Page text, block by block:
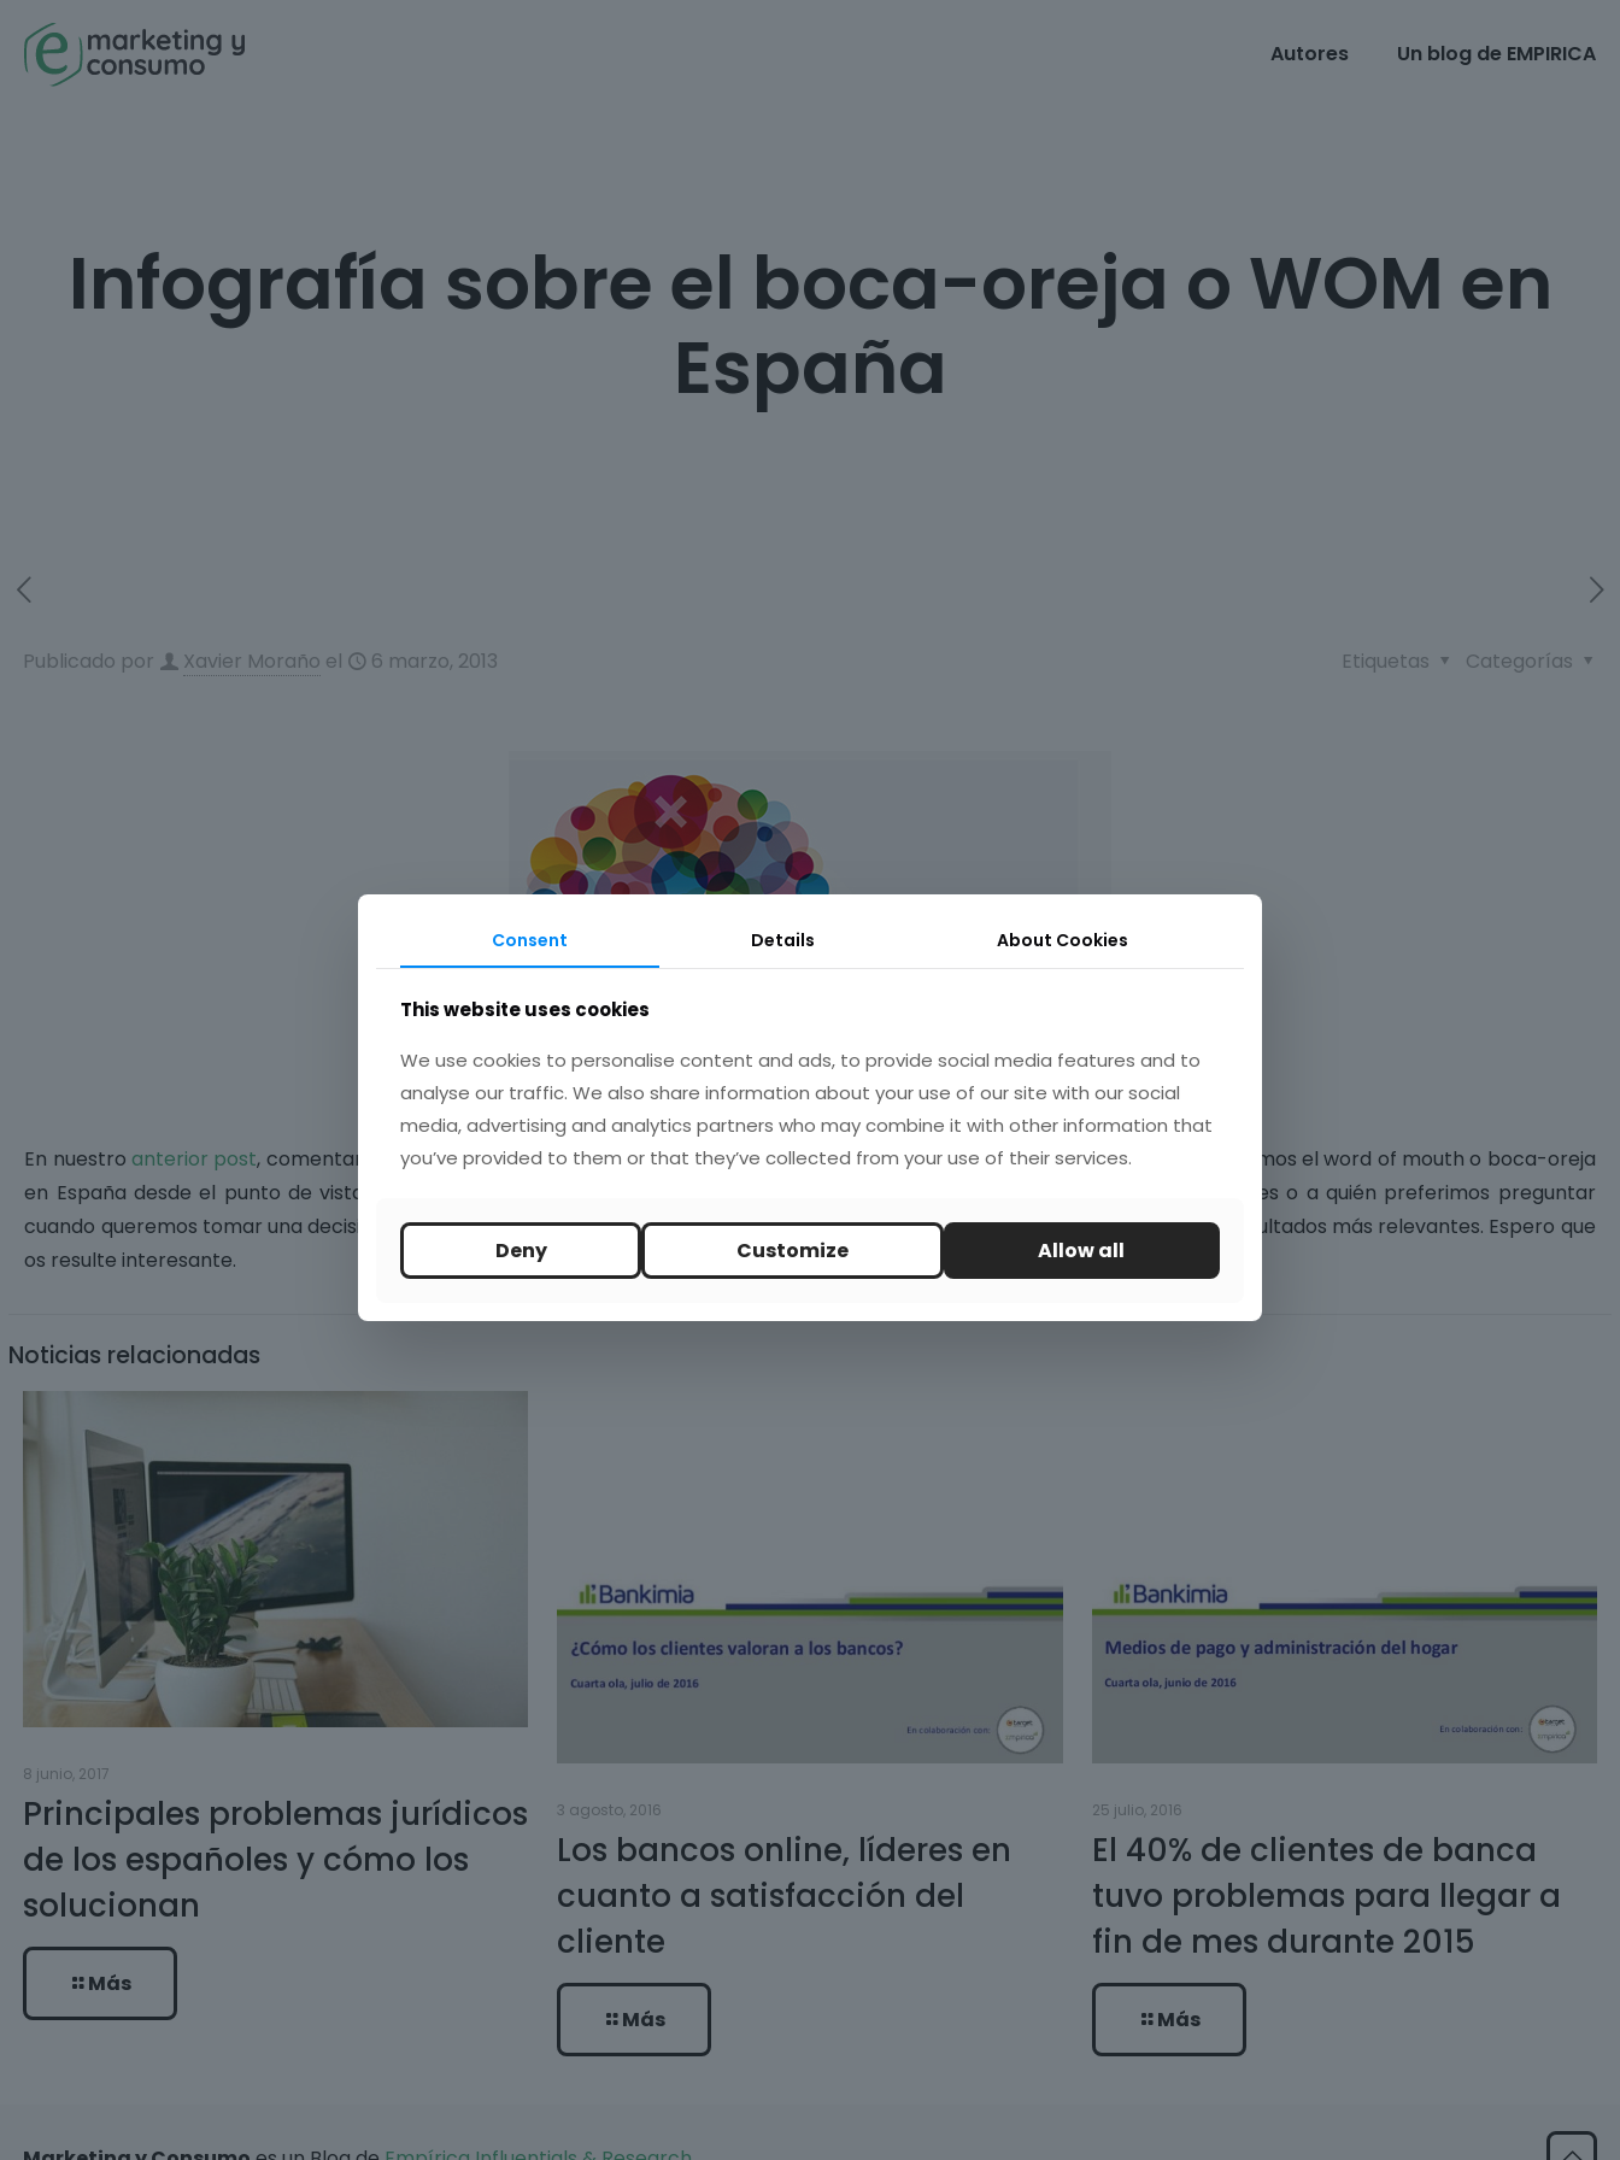
Autores Un blog de EMPIRICA
Infografía sobre el boca-oreja o WOM en
España
Publicado por Xavier Moraño el 6 marzo, 2013 Categorías
Etiquetas
En nuestro anterior post, comentamos el origen de nuestro último estudio “State of the Art del Wom en España” en el que analizamos el word of mouth o boca-oreja
en España desde el punto de vista online y offline, entre otros aspectos hemos analizado cómo se inician las recomendaciones o a quién preferimos preguntar
cuando queremos tomar una decisión de compra. A continuación os dejo la infografía que hemos realizado con algunos de los resultados más relevantes. Espero que
os resulte interesante.
Noticias relacionadas
8 junio, 2017
Principales problemas jurídicos
de los españoles y cómo los
solucionan
Más
3 agosto, 2016
Los bancos online, líderes en
cuanto a satisfacción del
cliente
Más
25 julio, 2016
El 40% de clientes de banca
tuvo problemas para llegar a
fin de mes durante 2015
Más
Consent Details About Cookies
This website uses cookies
We use cookies to personalise content and ads, to provide social media features and to
analyse our traffic. We also share information about your use of our site with our social
media, advertising and analytics partners who may combine it with other information that
you’ve provided to them or that they’ve collected from your use of their services.
Deny Customize Allow all